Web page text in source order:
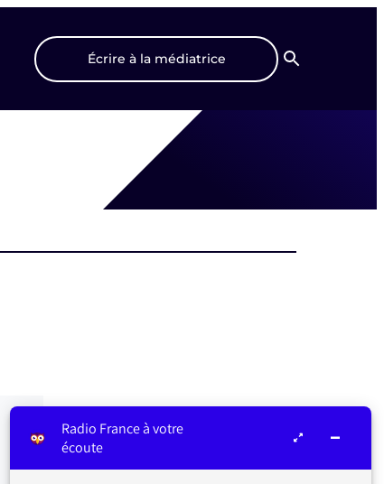
Écrire à la médiatrice
Recherche
Radio France à votre
écoute